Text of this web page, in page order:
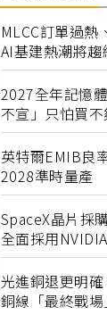
MLCC訂單過
AI基建熱潮將趨
2027全年記憶
不宣」只怕買不
英特爾EMIB良
2028準時量產
SpaceX晶片採
全面採用NVIDIA
光進銅退更明
銅線「最終戰場